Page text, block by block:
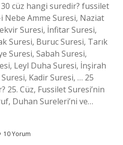
30 cüz hangi suredir? fussilet
Nebe Amme Suresi, Naziat
Suresi, İnfitar Suresi,
Suresi, Buruc Suresi, Tarık
Suresi, Sabah Suresi,
Leyl Duha Suresi, İnşirah
Kadir Suresi, … 25
25. Cüz, Fussilet Suresi’nin
Duhan Sureleri’ni ve…
10 Yorum